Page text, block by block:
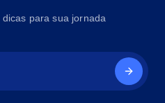
para sua jornada